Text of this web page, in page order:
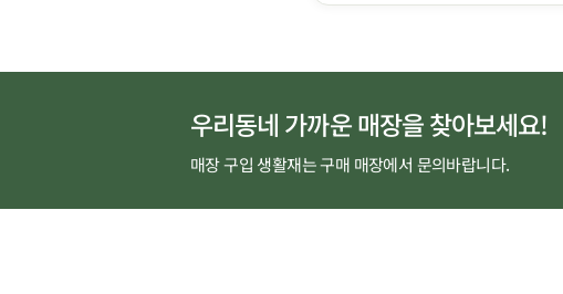
우리동네 가까운 매장을 찾아보세요!
매장 구입 생활재는 구매 매장에서 문의바랍니다.